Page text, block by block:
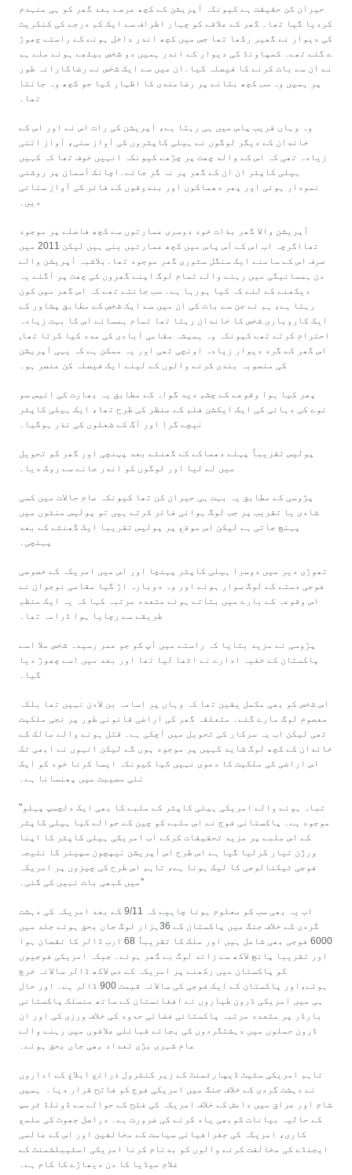
حیران کن حقیقت ہے کیونکہ آپریشن کے کچھ عرصے بعد گھر کو ہی منہدم
کردیا گیا تھا۔ گھر کے علاقے کو چہار اطراف سے ایک کم درجے کی کنکریٹ
کی دیوار نے گھیر رکھا تھا جس میں کچھ اندر داخل ہونے کے راستے چھوڑ
ے گئے تھے۔ کمپاونڈ کی دیوار کے اندر ہمیں دو شخص بیٹھے ہوئے ملے ہم
نے ان سے بات کرنے کا فیصلہ کیا۔ان میں سے ایک شخص نے رضاکارانہ طور
پر ہمیں وہ سب کچھ بتانے پر رضامندی کا اظہار کیا جو کچھ وہ جانتا
تھا۔
وہ وہاں قریب پاس میں ہی رہتا ہے، آپریشن کی رات اس نے اور اس کے
خاندان کے دیگر لوگوں نے ہیلی کاپٹروں کی آواز سنی، آواز اتنی
زیادہ تھی کہ اس کے والد چھت پر چڑھے کیونکہ انہیں خوف تھا کہ کہیں
ہیلی کاپٹر ان ان کے گھر پر نہ گر جائے۔اچانک آسمان پر روشنی
نمودار ہوئی اور پھر دھماکوں اور بندوقوں کے فائر کی آواز سنائی
دیں۔
آپریشن والا گھر بذات خود دوسری عمارتوں سے کچھ فاصلے پر موجود
تھااگرچہ اب اس کے آس پاس میں کچھ عمارتیں بنی ہیں لیکن 2011 میں
صرف اس کے سامنے ایک سنگل سٹوری گھر موجود تھا۔بلاشبہ آپریشن والے
دن ہمسائیگی میں رہنے والے تمام لوگ اپنے گھروں کی چھت پر آگئے یہ
دیکھنے کے لئے کہ کیا ہورہا ہے۔ سب جانتے تھے کہ اس گھر میں کون
رہتا ہے، ہم نے جن سے بات کی ان میں سے ایک شخص کے مطابق پشاور کے
ایک کاروباری شخص کا خاندان رہتا تھا تمام ہمسائے اس کا بہت زیادہ
احترام کرتے تھے کیونکہ وہ ہمیشہ مقامی آبادی کی مدد کیا کرتا تھا,
اس گھر کے گرد دیوار زیادہ اونچی تھی اور یہ ممکن ہے کہ یہی آپریشن
کی منصوبہ بندی کرنے والوں کے لیئے ایک فیصلہ کن عنصر ہو۔
پھر کیا ہوا وقوعے کے چشم دید گواہ کے مطابق یہ بھارت کی انیس سو
نوے کی دہائی کی ایک ایکشن فلم کے منظر کی طرح تھا، ایک ہیلی کاپٹر
نیچے گرا اور آگ کے شعلوں کی نذر ہوگیا۔
پولیس تقریباً پہلے دھماکے کے گھنٹے بعد پہنچی اور گھر کو تحویل
میں لے لیا اور لوگوں کو اندر جانے سے روک دیا۔
پڑوسی کے مطابق یہ بہت ہی حیران کن تھا کیونکہ عام حالات میں کسی
شادی یا تقریب پر جب لوگ ہوائی فائر کرتے ہیں تو پولیس منٹوں میں
پہنچ جاتی ہے لیکن اس موقع پر پولیس تقریبا ایک گھنٹے کے بعد
پہنچی۔
تھوڑی دیر میں دوسرا ہیلی کاپٹر پہنچا اور اس میں امریکہ کے خصوصی
فوجی دستے کے لوگ سوار ہوئے اور وہ دوبارہ اڑ گیا مقامی نوجوان نے
اس وقوعہ کے بارے میں بتاتے ہوئے متعدد مرتبہ کہا کہ یہ ایک منظم
طریقے سے رچایا ہوا ڈرامہ تھا۔
پڑوسی نے مزید بتایا کہ راستے میں آپ کو جو عمر رسیدہ شخص ملا اسے
پاکستان کے خفیہ ادارے نے اٹھا لیا تھا اور بعد میں اسے چھوڑ دیا
گیا۔
اس شخص کو بھی مکمل یقین تھا کہ وہاں پر اسامہ بن لادن نہیں تھا بلکہ
معصوم لوگ مارے گئے۔ متعلقہ گھر کی اراضی قانونی طور پر نجی ملکیت
تھی لیکن اب یہ سرکار کی تحویل میں آچکی ہے۔ قتل ہونے والے مالک کے
خاندان کے کچھ لوگ شاید کہیں پر موجود ہوں گے لیکن انہوں نے ابھی تک
اس اراضی کی ملکیت کا دعوی نہیں کیا کیونکہ ایسا کرنا خود کو ایک
نئی مصیبت میں پھنسانا ہے۔
"تباہ ہونے والے امریکی ہیلی کاپٹر کے ملبے کا بھی ایک دلچسپ پہلو
موجود ہے۔ پاکستانی فوج نے اس ملبے کو چین کے حوالے کیا ہیلی کاپٹر
کے اس ملبے پر مزید تحقیقات کرکے اب امریکی ہیلی کاپٹر کا اپنا
ورژن تیار کرلیا گیا ہے اس طرح اس آپریشن نیپچون سپیئر کا نتیجہ
فوجی ٹیکنالوجی کا لیک ہونا ہے، تاہم اس طرح کی چیزوں پر امریکہ
میں کبھی بات نہیں کی گئی۔"
اب یہ بھی سب کو معلوم ہونا چاہیے کہ 9/11 کے بعد امریکہ کی دہشت
گردی کے خلاف جنگ میں پاکستان کے 36ہزار لوگ جاں بحق ہوئے جلد میں
6000 فوجی بھی شامل ہیں اور ملک کا تقریباً 68 ارب ڈالر کا نقصان ہوا
اور تقریبا پانچ لاکھ سے زائد لوگ بے گھر ہوئے۔ جبکہ امریکی فوجیوں
کو پاکستان میں رکھنے پر امریکہ کے دس لاکھ ڈالر سالانہ خرچ
ہوئے،اور پاکستان کے ایک فوجی کی سالانہ قیمت 900 ڈالر ہے۔ اور حال
ہی میں امریکی ڈرون طیاروں نے افغانستان کے ساتھ منسلک پاکستانی
بارڈر پر متعدد مرتبہ پاکستانی فضائی حدود کی خلاف ورزی کی اور ان
ڈرون حملوں میں دہشتگردوں کی بجائے قبائلی علاقوں میں رہنے والے
عام شہری بڑی تعداد بھی جاں بحق ہوئے۔
تاہم امریکی سٹیٹ ڈیپارٹمنٹ کے زیر کنٹرول ذرائع ابلاغ کے اداروں
نے دہشت گردی کے خلاف جنگ میں امریکی فوج کو فاتح قرار دیا۔ ہمیں
شام اور عراق میں داعش کے خلاف امریکہ کی فتح کے حوالے سے ڈونلڈ ٹرمپ
کے حالیہ بیانات کوبھی یاد کرنے کی ضرورت ہے۔ دراصل جھوٹ کی ملمع
کاری، امریکہ کی جغرافیائی سیاست کے مخالفین اور اس کے عالمی
ایجنڈے کی مخالفت کرنے والوں کو بدنام کرنا امریکی اسٹیبلشمنٹ کے
غلام میڈیا کا دن دیھاڑے کا کام ہے۔